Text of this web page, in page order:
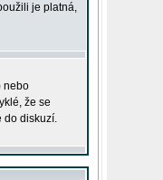
je platná,
nebo
že se
do diskuzí.